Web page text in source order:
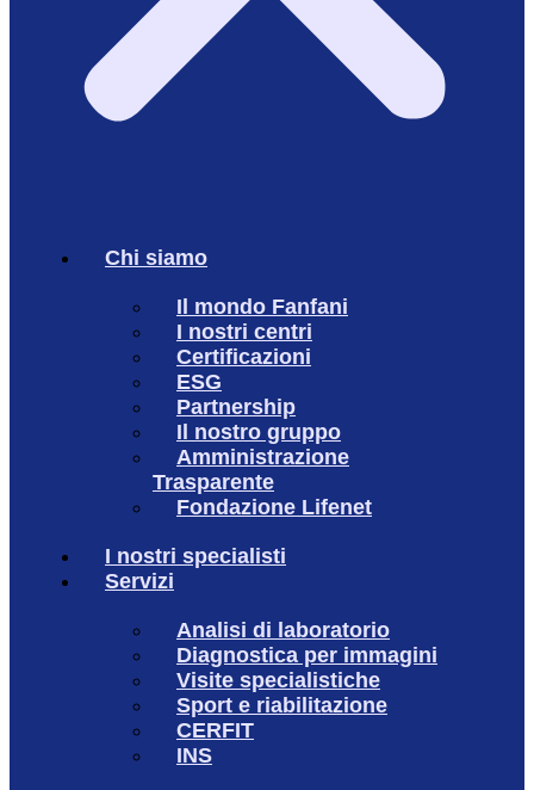
Chi siamo
Il mondo Fanfani
I nostri centri
Certificazioni
ESG
Partnership
Il nostro gruppo
Amministrazione
Trasparente
Fondazione Lifenet
I nostri specialisti
Servizi
Analisi di laboratorio
Diagnostica per immagini
Visite specialistiche
Sport e riabilitazione
CERFIT
INS